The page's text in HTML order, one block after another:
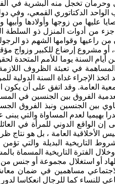
تخجل منه البشرية في
الواحد الدكتاتوري القمعي، وفي
من زوجها وأولادها وأبيها
من أدوات المنزل ذو السلطة
راعيها وقوامها الشهم ذو
إلى إعلان يوم من أيام السنة يوما للأمم
المساهمة في تعبئة الظروف
الفروق بين الجنسين في
بين الجنسين ونبذ الفروق
الواقع الدوني للمرأة في
الأخلاقية العامة ، بل هو نتاج
التاريخية البديلة والتي
الفترة التاريخية المسماة
اضطهاد أو استغلال مجموعة أو
الاجتماعي مساهمين في ضمان